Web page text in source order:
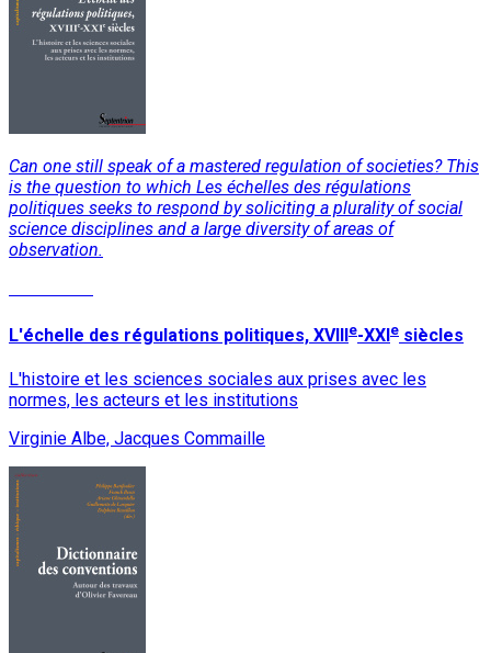
Can one still speak of a mastered regulation of societies? This
is the question to which Les échelles des régulations
politiques seeks to respond by soliciting a plurality of social
science disciplines and a large diversity of areas of
observation.
L'échelle des régulations politiques, XVIIIe-XXIe siècles
L'histoire et les sciences sociales aux prises avec les
normes, les acteurs et les institutions
Virginie Albe, Jacques Commaille